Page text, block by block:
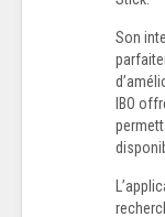
Son
IBO